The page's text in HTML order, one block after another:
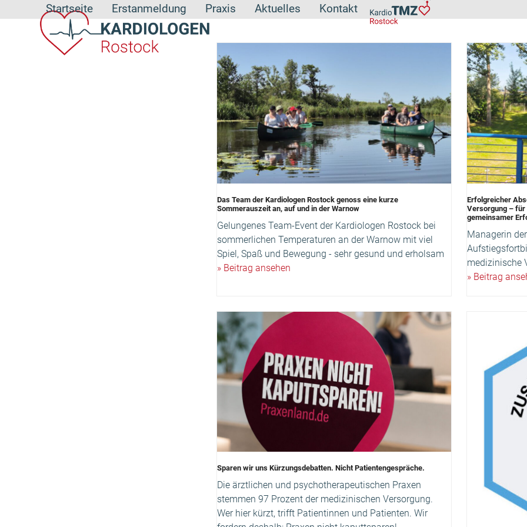
to
Startseite Erstanmeldung Praxis Aktuelles Kontakt
Das Team der Kardiologen Rostock genoss eine kurze
Sommerauszeit an, auf und in der Warnow
Gelungenes Team-Event der Kardiologen Rostock bei
sommerlichen Temperaturen an der Warnow mit viel
Spiel, Spaß und Bewegung - sehr gesund und erholsam
» Beitrag ansehen
Erfolgreicher
Versorgung – für
gemeinsamer
Managerin
medizinische
» Beitrag
Sparen wir uns Kürzungsdebatten. Nicht Patientengespräche.
Die ärztlichen und psychotherapeutischen Praxen
stemmen 97 Prozent der medizinischen Versorgung.
Wer hier kürzt, trifft Patientinnen und Patienten. Wir